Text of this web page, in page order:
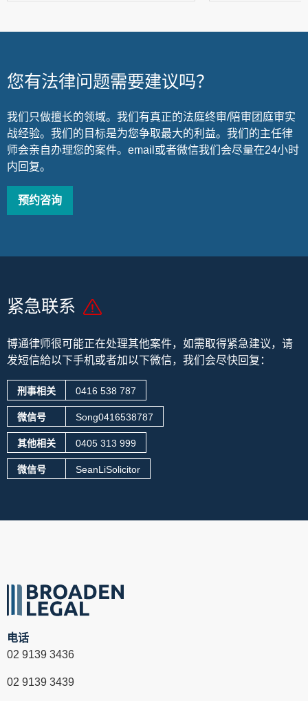
您有法律问题需要建议吗？
我们只做擅长的领域。我们有真正的法庭终审/陪审团庭审实
战经验。我们的目标是为您争取最大的利益。我们的主任律
师会亲自办理您的案件。email或者微信我们会尽量在24小时
内回复。
预约咨询
紧急联系
博通律师很可能正在处理其他案件， 如需取得紧急建议，请
发短信給以下手机或者加以下微信，我们会尽快回复：
刑事相关 0416 538 787
微信号 Song0416538787
其他相关 0405 313 999
微信号 SeanLiSolicitor
电话
02 9139 3436
02 9139 3439